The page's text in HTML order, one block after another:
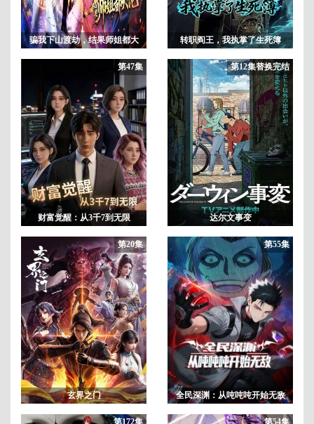
​骗我下山渡劫，结果师姐都大
转职阎王，我执掌了生死簿
第47集
财富觉醒：从3千7到无限
第12集替换完结
达尔文事变
第20集
玄界之门
第55集
全民深渊：从吨吨吨开始无敌
第172集 第54集